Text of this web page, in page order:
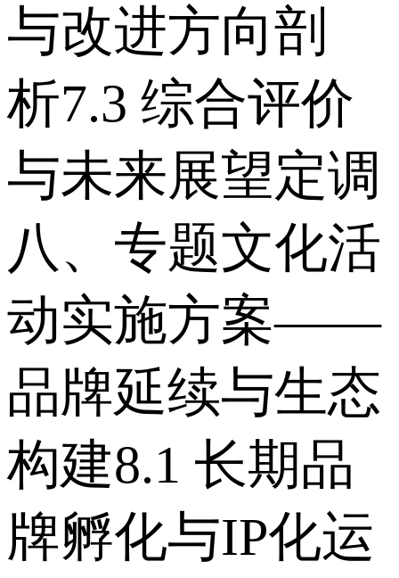
与改进方向剖
析 7.3 综合评价
与未来展望定调
八、专题文化活
动实施方案——
品牌延续与生态
构建 8.1 长期品
牌孵化与IP化运